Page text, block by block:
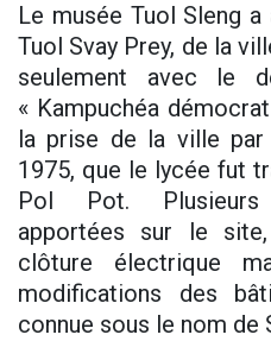
Le musée Tuol Sleng
Tuol Svay Prey, de la
seulement avec le
« Kampuchéa
la prise de la ville
1975, que le lycée fut
Pol Pot. Plusieurs
apportées sur le
clôture électrique
modifications des
connue sous le nom de